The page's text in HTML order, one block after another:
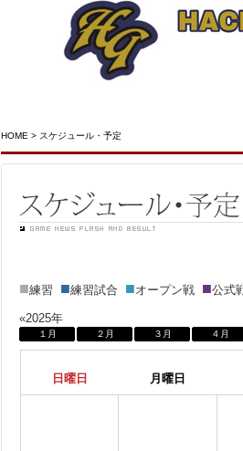
HOME > スケジュール・予定
■練習 ■練習試合 ■オープン戦 ■公式
«2025年
１月 ２月 ３月 ４月
日曜日 月曜日